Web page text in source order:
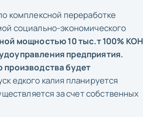
комплексной переработке
социально-экономического
мощностью 10 тыс.т 100% КОН
предприятия.
производства будет
едкого калия планируется
за счет собственных